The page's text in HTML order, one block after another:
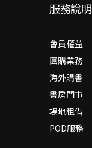
服務說明
會員權益
團購業務
海外購書
書房門市
場地租借
POD服務